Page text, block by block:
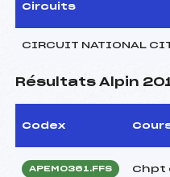
Circuits
CIRCUIT NATIONAL
Résultats Alpin
Codex
APEM0361.FFS Chpt